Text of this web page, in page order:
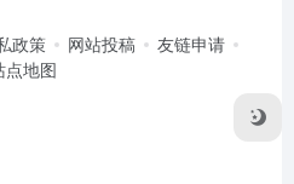
政策 网站投稿
友链申请
点地图